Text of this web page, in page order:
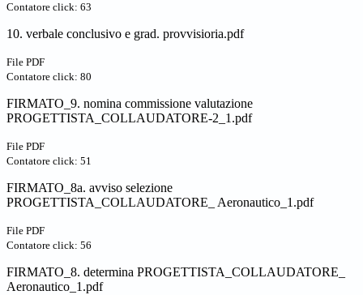
Contatore click: 63
10. verbale conclusivo e grad. provvisioria.pdf
File PDF
Contatore click: 80
FIRMATO_9. nomina commissione valutazione
PROGETTISTA_COLLAUDATORE-2_1.pdf
File PDF
Contatore click: 51
FIRMATO_8a. avviso selezione
PROGETTISTA_COLLAUDATORE_ Aeronautico_1.pdf
File PDF
Contatore click: 56
FIRMATO_8. determina PROGETTISTA_COLLAUDATORE_
Aeronautico_1.pdf